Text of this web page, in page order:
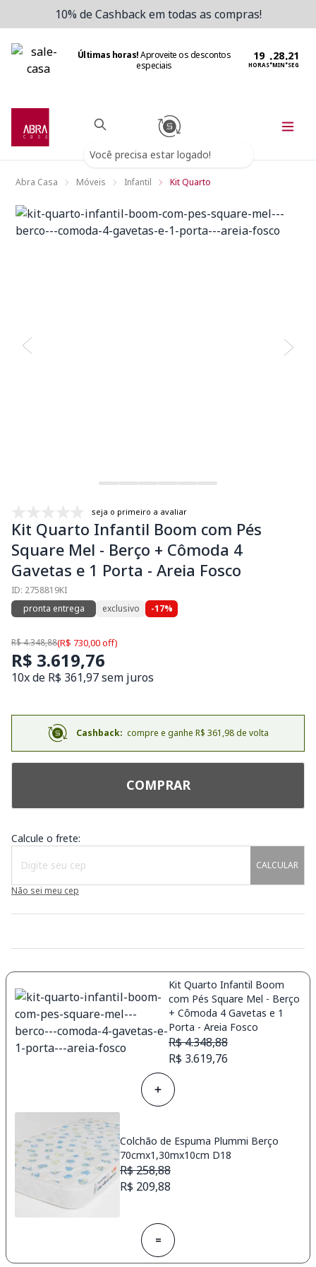
10% de Cashback em todas as compras!
Últimas horas!Aproveite os descontos
especiais
HORAS:MIN:SEG
Você precisa estar logado!
Abra Casa Móveis Infantil Kit Quarto
seja o primeiro a avaliar
Kit Quarto Infantil Boom com Pés
Square Mel - Berço + Cômoda 4
Gavetas e 1 Porta - Areia Fosco
ID: 2758819KI
pronta entrega
exclusivo -17%
R$ 4.348,88(R$ 730,00 off)
R$ 3.619,76
10x de R$ 361,97 sem juros
Cashback: compre e ganhe R$ 361,98 de volta
COMPRAR
Calcule o frete:
CALCULAR
Não sei meu cep
Kit Quarto Infantil Boom
com Pés Square Mel - Berço
+ Cômoda 4 Gavetas e 1
Porta - Areia Fosco
R$ 4.348,88
R$ 3.619,76
Colchão de Espuma Plummi Berço
70cmx1,30mx10cm D18
R$ 258,88
R$ 209,88
=